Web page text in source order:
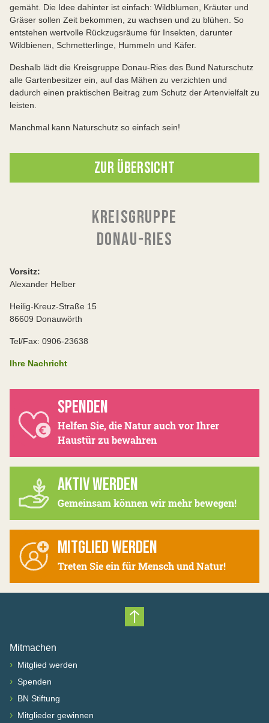
gemäht. Die Idee dahinter ist einfach: Wildblumen, Kräuter und
Gräser sollen Zeit bekommen, zu wachsen und zu blühen. So
entstehen wertvolle Rückzugsräume für Insekten, darunter
Wildbienen, Schmetterlinge, Hummeln und Käfer.
Deshalb lädt die Kreisgruppe Donau-Ries des Bund Naturschutz
alle Gartenbesitzer ein, auf das Mähen zu verzichten und
dadurch einen praktischen Beitrag zum Schutz der Artenvielfalt zu
leisten.
Manchmal kann Naturschutz so einfach sein!
ZUR ÜBERSICHT
KREISGRUPPE
DONAU-RIES
Vorsitz:
Alexander Helber
Heilig-Kreuz-Straße 15
86609 Donauwörth
Tel/Fax: 0906-23638
Ihre Nachricht
SPENDEN
Helfen Sie, die Natur auch vor Ihrer
Haustür zu bewahren
AKTIV WERDEN
Gemeinsam können wir mehr bewegen!
MITGLIED WERDEN
Treten Sie ein für Mensch und Natur!
Nach oben scrollen
Mitmachen
› Mitglied werden
› Spenden
› BN Stiftung
› Mitglieder gewinnen